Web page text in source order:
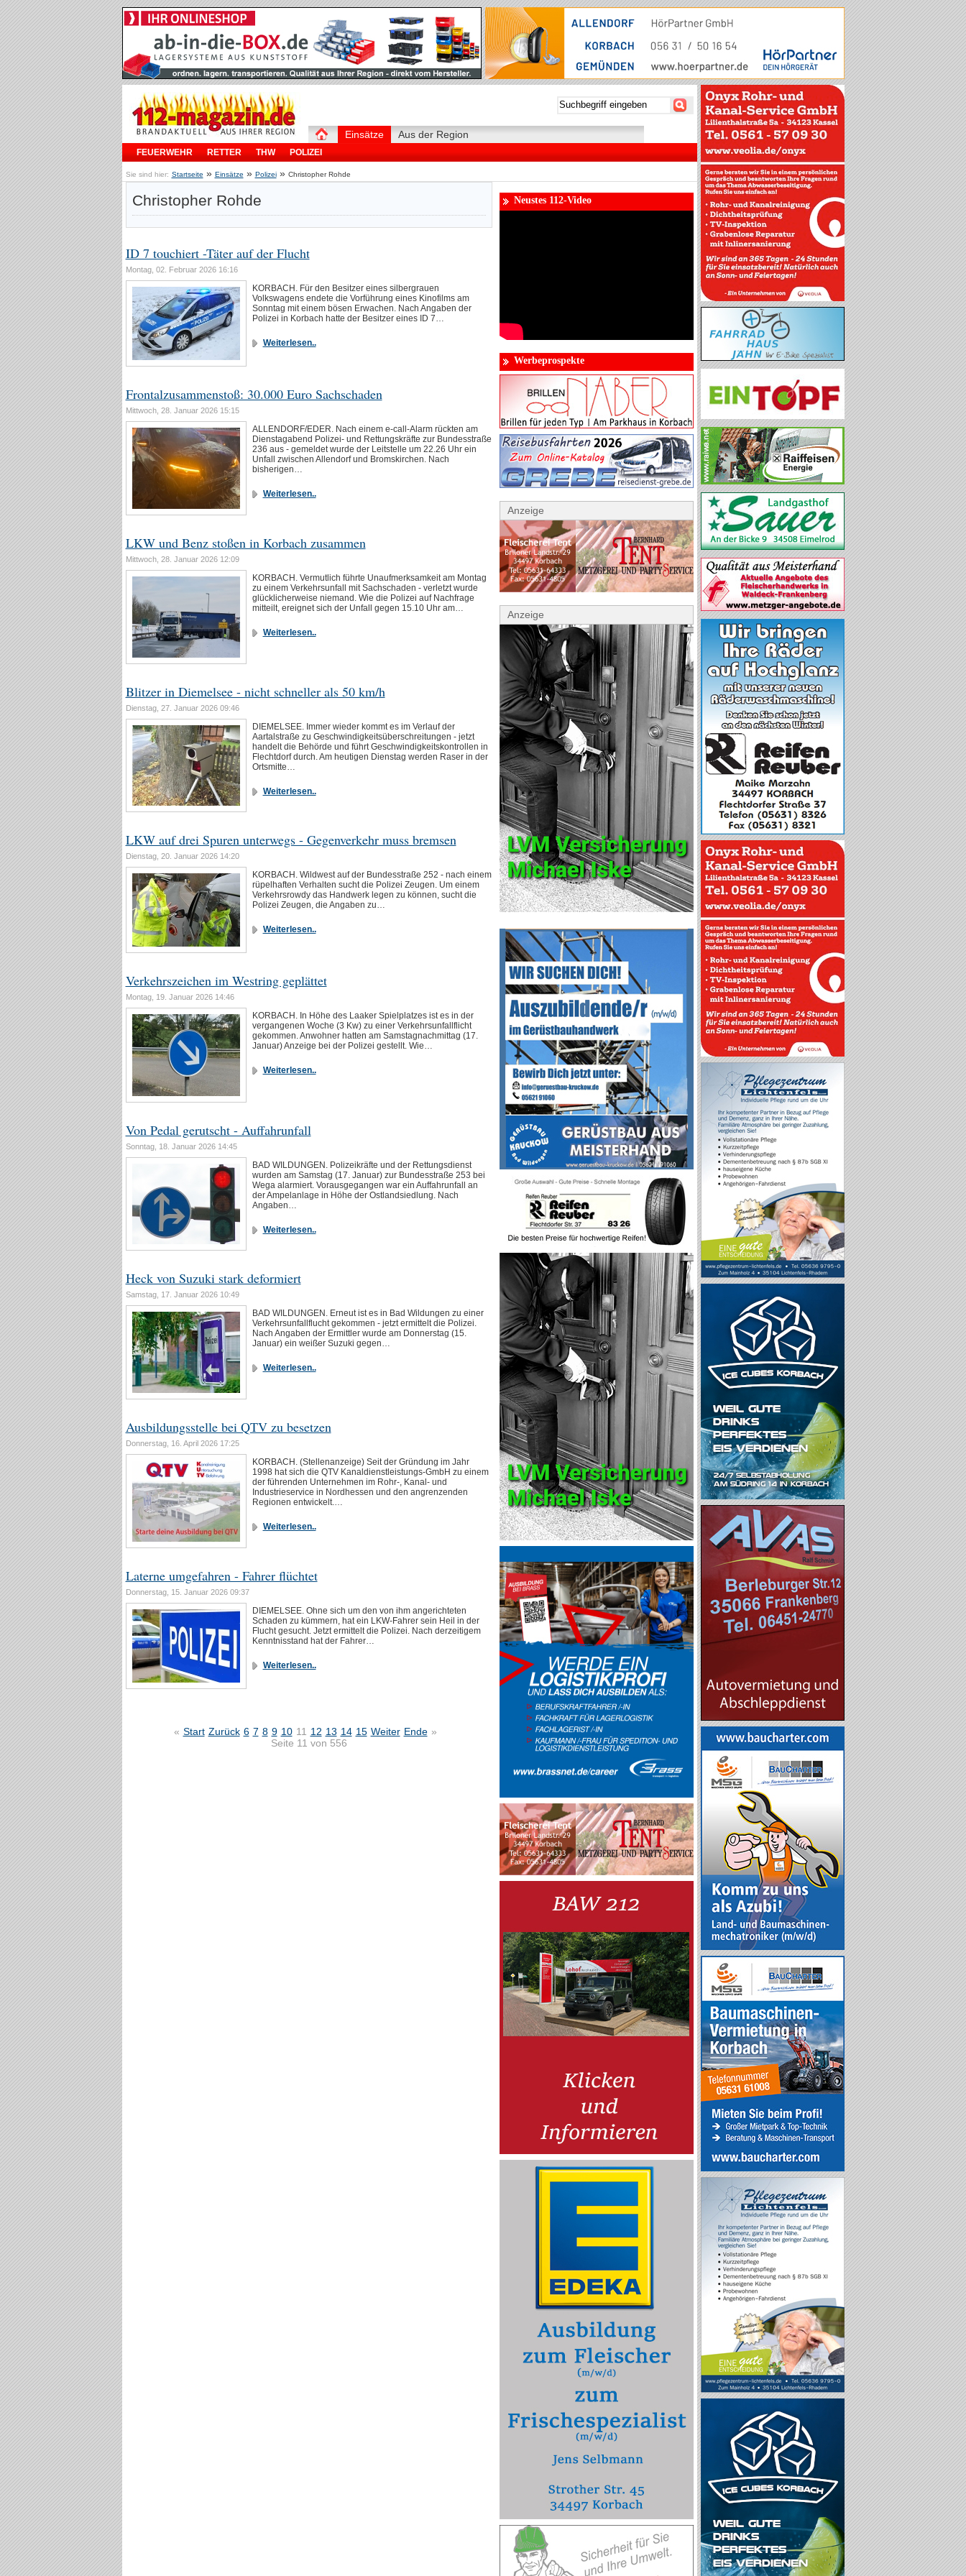
Einsätze
FEUERWEHR RETTER THW POLIZEI
Aus der Region
Sie sind hier: Startseite » Einsätze » Polizei » Christopher Rohde
Christopher Rohde
ID 7 touchiert -Täter auf der Flucht
Montag, 02. Februar 2026 16:16
KORBACH. Für den Besitzer eines silbergrauen
Volkswagens endete die Vorführung eines Kinofilms am
Sonntag mit einem bösen Erwachen. Nach Angaben der
Polizei in Korbach hatte der Besitzer eines ID 7…
Weiterlesen..
Frontalzusammenstoß: 30.000 Euro Sachschaden
Mittwoch, 28. Januar 2026 15:15
ALLENDORF/EDER. Nach einem e-call-Alarm rückten am
Dienstagabend Polizei- und Rettungskräfte zur Bundesstraße
236 aus - gemeldet wurde der Leitstelle um 22.26 Uhr ein
Unfall zwischen Allendorf und Bromskirchen. Nach
bisherigen…
Weiterlesen..
LKW und Benz stoßen in Korbach zusammen
Mittwoch, 28. Januar 2026 12:09
KORBACH. Vermutlich führte Unaufmerksamkeit am Montag
zu einem Verkehrsunfall mit Sachschaden - verletzt wurde
glücklicherweise niemand. Wie die Polizei auf Nachfrage
mitteilt, ereignet sich der Unfall gegen 15.10 Uhr am…
Weiterlesen..
Blitzer in Diemelsee - nicht schneller als 50 km/h
Dienstag, 27. Januar 2026 09:46
DIEMELSEE. Immer wieder kommt es im Verlauf der
Aartalstraße zu Geschwindigkeitsüberschreitungen - jetzt
handelt die Behörde und führt Geschwindigkeitskontrollen in
Flechtdorf durch. Am heutigen Dienstag werden Raser in der
Ortsmitte…
Weiterlesen..
LKW auf drei Spuren unterwegs - Gegenverkehr muss bremsen
Dienstag, 20. Januar 2026 14:20
KORBACH. Wildwest auf der Bundesstraße 252 - nach einem
rüpelhaften Verhalten sucht die Polizei Zeugen. Um einem
Verkehrsrowdy das Handwerk legen zu können, sucht die
Polizei Zeugen, die Angaben zu…
Weiterlesen..
Verkehrszeichen im Westring geplättet
Montag, 19. Januar 2026 14:46
KORBACH. In Höhe des Laaker Spielplatzes ist es in der
vergangenen Woche (3 Kw) zu einer Verkehrsunfallflicht
gekommen. Anwohner hatten am Samstagnachmittag (17.
Januar) Anzeige bei der Polizei gestellt. Wie…
Weiterlesen..
Von Pedal gerutscht - Auffahrunfall
Sonntag, 18. Januar 2026 14:45
BAD WILDUNGEN. Polizeikräfte und der Rettungsdienst
wurden am Samstag (17. Januar) zur Bundesstraße 253 bei
Wega alarmiert. Vorausgegangen war ein Auffahrunfall an
der Ampelanlage in Höhe der Ostlandsiedlung. Nach
Angaben…
Weiterlesen..
Heck von Suzuki stark deformiert
Samstag, 17. Januar 2026 10:49
BAD WILDUNGEN. Erneut ist es in Bad Wildungen zu einer
Verkehrsunfallflucht gekommen - jetzt ermittelt die Polizei.
Nach Angaben der Ermittler wurde am Donnerstag (15.
Januar) ein weißer Suzuki gegen…
Weiterlesen..
Ausbildungsstelle bei QTV zu besetzen
Donnerstag, 16. April 2026 17:25
KORBACH. (Stellenanzeige) Seit der Gründung im Jahr
1998 hat sich die QTV Kanaldienstleistungs-GmbH zu einem
der führenden Unternehmen im Rohr-, Kanal- und
Industrieservice in Nordhessen und den angrenzenden
Regionen entwickelt.…
Weiterlesen..
Laterne umgefahren - Fahrer flüchtet
Donnerstag, 15. Januar 2026 09:37
DIEMELSEE. Ohne sich um den von ihm angerichteten
Schaden zu kümmern, hat ein LKW-Fahrer sein Heil in der
Flucht gesucht. Jetzt ermittelt die Polizei. Nach derzeitigem
Kenntnisstand hat der Fahrer…
Weiterlesen..
« Start Zurück 6 7 8 9 10 11 12 13 14 15 Weiter Ende »
Seite 11 von 556
Neustes 112-Video
Werbeprospekte
Anzeige
Anzeige